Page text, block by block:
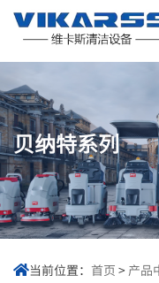
贝纳特系列
当前位置： 首页 > 产品
